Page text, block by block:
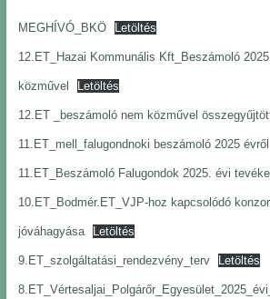
MEGHÍVÓ_BKÖ Letöltés
12.ET_Hazai Kommunális Kft_Beszámoló
közművel Letöltés
12.ET _beszámoló nem közművel
11.ET_mell_falugondnoki beszámoló 2025 évről
11.ET_Beszámoló Falugondok 2025. évi
10.ET_Bodmér.ET_VJP-hoz kapcsolódó
jóváhagyása Letöltés
9.ET_szolgáltatási_rendezvény_terv Letöltés